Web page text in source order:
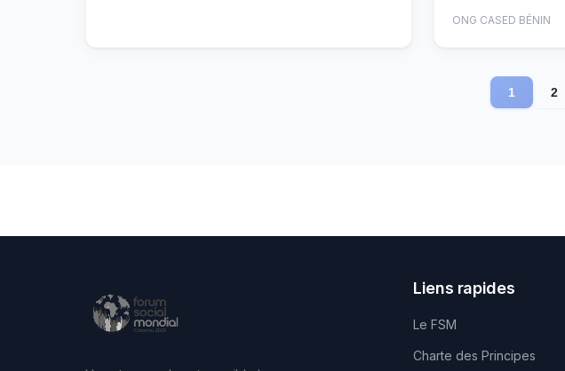
ONG CASED BÉNIN
1 2
Liens rapides
Le FSM
Charte des Principes